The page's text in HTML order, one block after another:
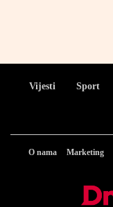
Vijesti Sport
O nama Marketing